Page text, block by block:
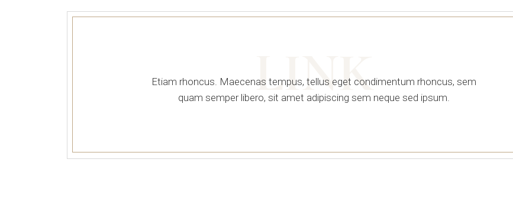
LINK
Etiam rhoncus. Maecenas tempus, tellus eget condimentum rhoncus, sem
quam semper libero, sit amet adipiscing sem neque sed ipsum.